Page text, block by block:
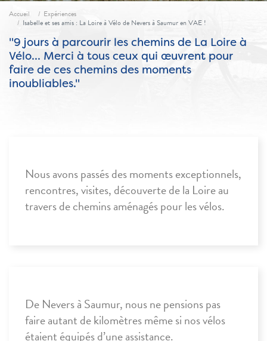
Fil d'ariane
Accueil
Expériences
Isabelle et ses amis : La Loire à Vélo de Nevers à Saumur en VAE !
"9 jours à parcourir les chemins de La Loire à
Vélo... Merci à tous ceux qui œuvrent pour
faire de ces chemins des moments
inoubliables."
Nous avons passés des moments exceptionnels,
rencontres, visites, découverte de la Loire au
travers de chemins aménagés pour les vélos.
De Nevers à Saumur, nous ne pensions pas
faire autant de kilomètres même si nos vélos
étaient équipés d’une assistance.